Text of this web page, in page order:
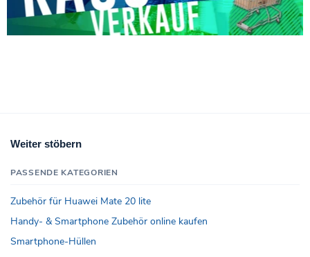
Weiter stöbern
PASSENDE KATEGORIEN
Zubehör für Huawei Mate 20 lite
Handy- & Smartphone Zubehör online kaufen
Smartphone-Hüllen